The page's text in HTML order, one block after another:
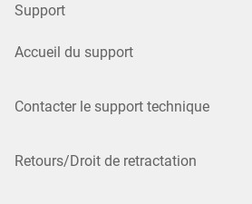
Support
Accueil du support
Contacter le support technique
Retours/Droit de retractation